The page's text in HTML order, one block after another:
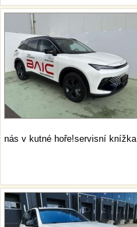
nás v kutné hoře!servisní knížka